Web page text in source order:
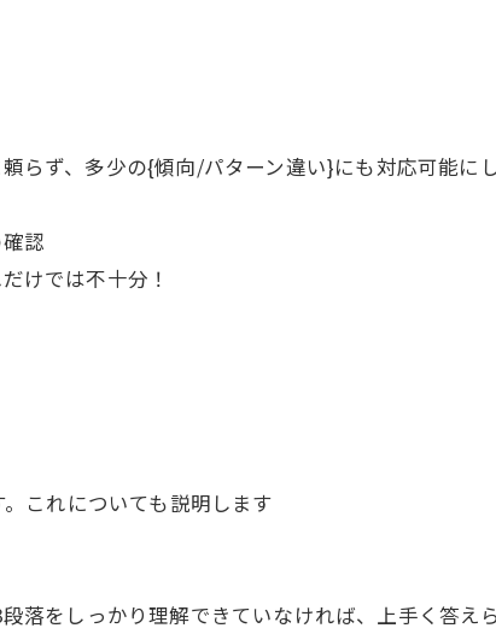
らず、多少の{傾向/パターン違い}にも対応可能に
認
けでは不十分！
これについても説明します
落をしっかり理解できていなければ、上手く答